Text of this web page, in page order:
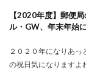
【2020年度】郵便
ル・GW、年末年始
２０２０年になりあ
の祝日気になりますよ